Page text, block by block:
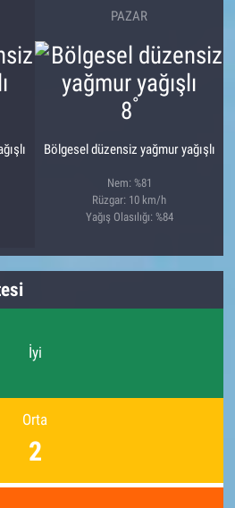
PAZAR
8°
Bölgesel düzensiz yağmur yağışlı
Nem: %81
Rüzgar: 10 km/h
Yağış Olasılığı: %84
İyi
Orta
2